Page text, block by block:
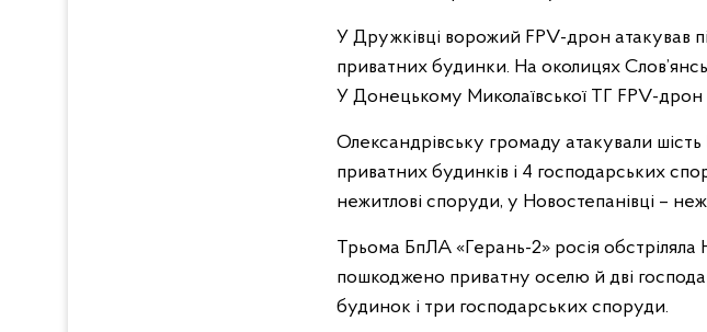
У Дружківці ворожий FPV-дрон атакував
приватних будинки. На околицях
У Донецькому Миколаївської ТГ FPV-
Олександрівську громаду атакували
приватних будинків і 4 господарських
нежитлові споруди, у Новостепанівці –
Трьома БпЛА «Герань-2» росія обстріляла
пошкоджено приватну оселю й дві
будинок і три господарських споруди.